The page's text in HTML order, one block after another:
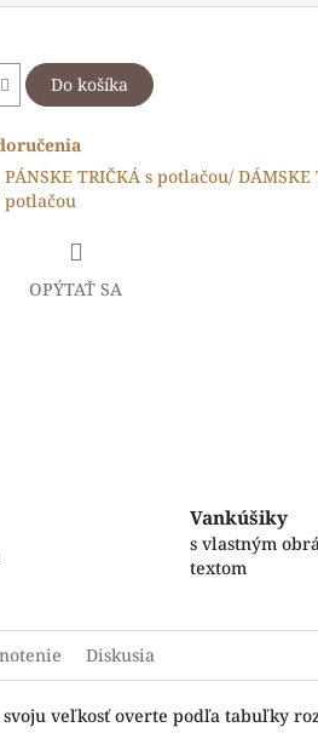
Do košíka
PÁNSKE TRIČKÁ s potlačou/ DÁMSKE
potlačou
OPÝTAŤ SA
Vankúšiky
s vlastným
textom
Diskusia
veľkosť overte podľa tabuľky